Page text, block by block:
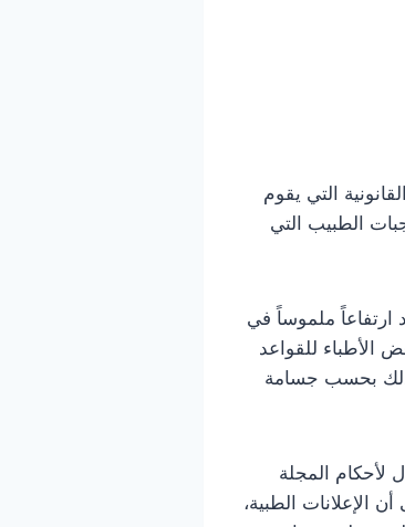
التي يقوم
الطبيب التي
ارتفاعاً ملموساً في
الأطباء للقواعد
وذلك بحسب جسامة
لأحكام المجلة
الإعلانات الطبية،